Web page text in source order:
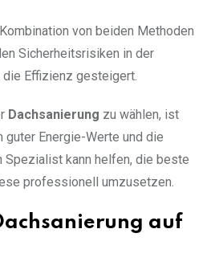
von beiden Methoden
Sicherheitsrisiken in der
die Effizienz gesteigert.
Dachsanierung zu wählen, ist
Energie-Werte und die
Spezialist kann helfen, die beste
professionell umzusetzen.
auf